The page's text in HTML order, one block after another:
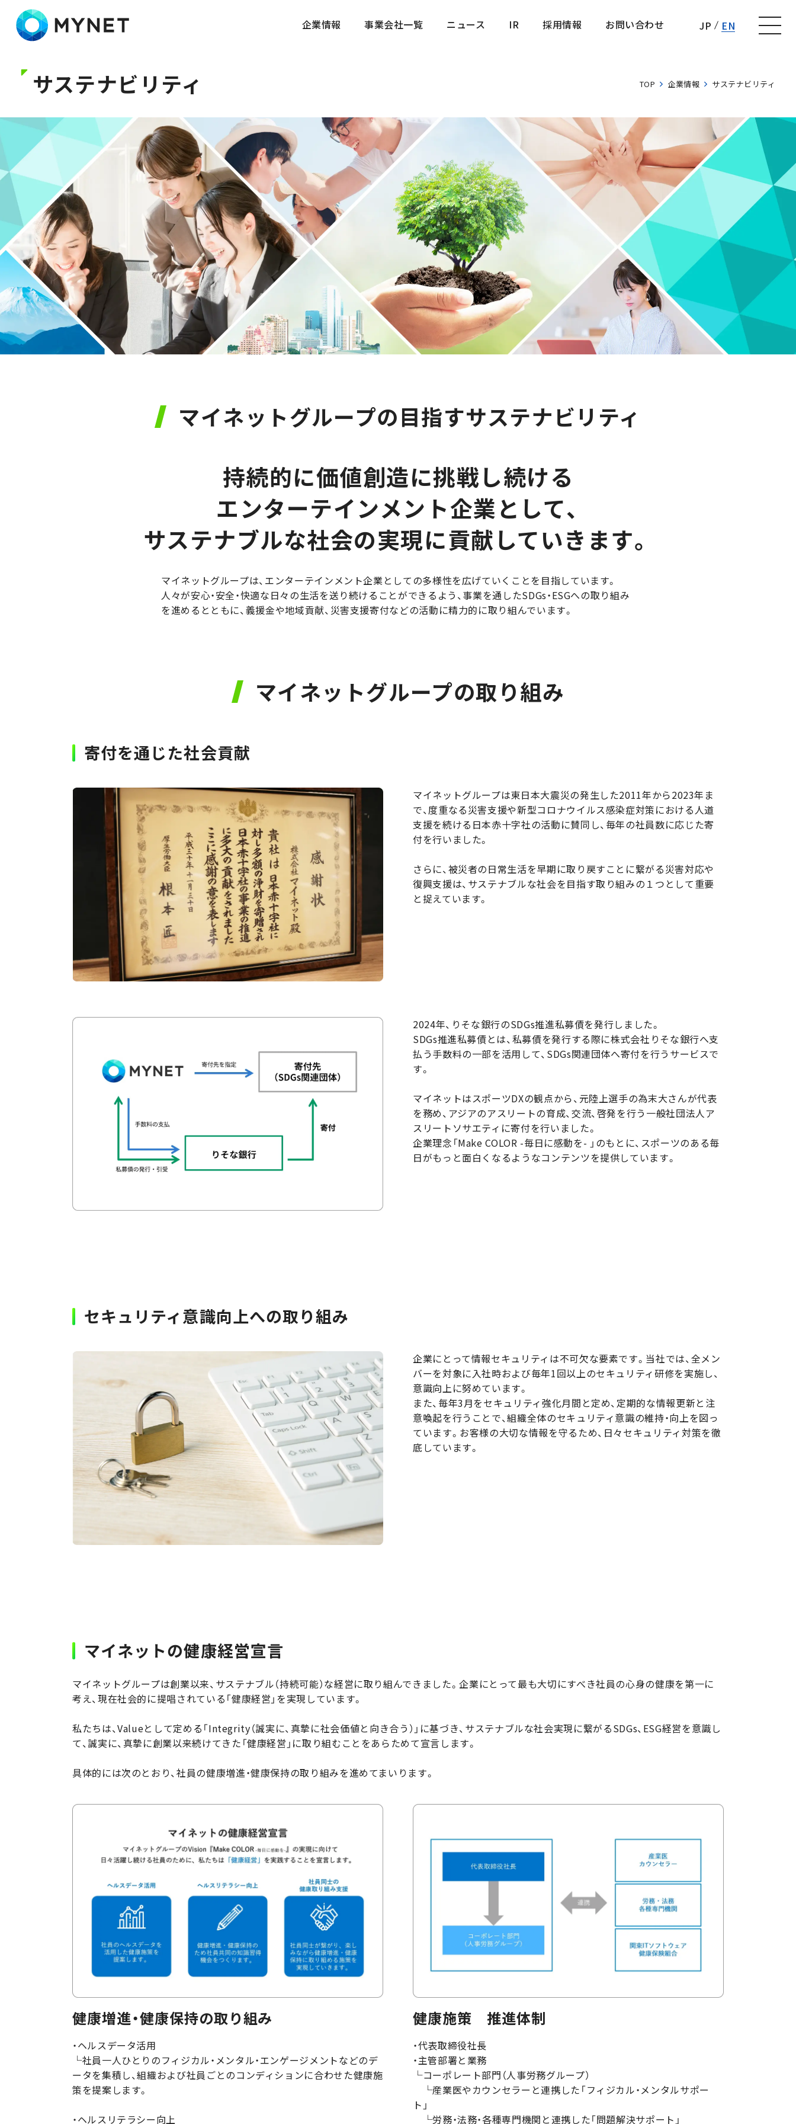
企業情報
事業会社一覧
ニュース
IR
採用情報
お問い合わせ
JP EN
TOP 企業情報 サステナビリティ
サステナビリティ
マイネットグループの目指すサステナビリティ
持続的に価値創造に挑戦し続ける
エンターテインメント企業として、
サステナブルな社会の実現に貢献していきます。
マイネットグループは、エンターテインメント企業としての多様性を広げていくことを目指しています。
人々が安心・安全・快適な日々の生活を送り続けることができるよう、事業を通したSDGs・ESGへの取り組み
を進めるとともに、義援金や地域貢献、災害支援寄付などの活動に精力的に取り組んでいます。
マイネットグループの取り組み
寄付を通じた社会貢献
マイネットグループは東日本大震災の発生した2011年から2023年ま
で、度重なる災害支援や新型コロナウイルス感染症対策における人道
支援を続ける日本赤十字社の活動に賛同し、毎年の社員数に応じた寄
付を行いました。
さらに、被災者の日常生活を早期に取り戻すことに繋がる災害対応や
復興支援は、サステナブルな社会を目指す取り組みの１つとして重要
と捉えています。
2024年、りそな銀行のSDGs推進私募債を発行しました。
SDGs推進私募債とは、私募債を発行する際に株式会社りそな銀行へ支
払う手数料の一部を活用して、SDGs関連団体へ寄付を行うサービスで
す。
マイネットはスポーツDXの観点から、元陸上選手の為末大さんが代表
を務め、アジアのアスリートの育成、交流、啓発を行う一般社団法人ア
スリートソサエティに寄付を行いました。
企業理念「Make COLOR -毎日に感動を- 」のもとに、スポーツのある毎
日がもっと面白くなるようなコンテンツを提供しています。
セキュリティ意識向上への取り組み
企業にとって情報セキュリティは不可欠な要素です。当社では、全メン
バーを対象に入社時および毎年1回以上のセキュリティ研修を実施し、
意識向上に努めています。
また、毎年3月をセキュリティ強化月間と定め、定期的な情報更新と注
意喚起を行うことで、組織全体のセキュリティ意識の維持・向上を図っ
ています。お客様の大切な情報を守るため、日々セキュリティ対策を徹
底しています。
マイネットの健康経営宣言
マイネットグループは創業以来、サステナブル（持続可能）な経営に取り組んできました。企業にとって最も大切にすべき社員の心身の健康を第一に
考え、現在社会的に提唱されている「健康経営」を実現しています。
私たちは、Valueとして定める「Integrity（誠実に、真摯に社会価値と向き合う）」に基づき、サステナブルな社会実現に繋がるSDGs、ESG経営を意識し
て、誠実に、真摯に創業以来続けてきた「健康経営」に取り組むことをあらためて宣言します。
具体的には次のとおり、社員の健康増進・健康保持の取り組みを進めてまいります。
健康増進・健康保持の取り組み
・ヘルスデータ活用
└社員一人ひとりのフィジカル・メンタル・エンゲージメントなどのデ
ータを集積し、組織および社員ごとのコンディションに合わせた健康施
策を提案します。
・ヘルスリテラシー向上
健康施策 推進体制
・代表取締役社長
・主管部署と業務
└コーポレート部門（人事労務グループ）
└産業医やカウンセラーと連携した「フィジカル・メンタルサポー
ト」
└労務・法務・各種専門機関と連携した「問題解決サポート」